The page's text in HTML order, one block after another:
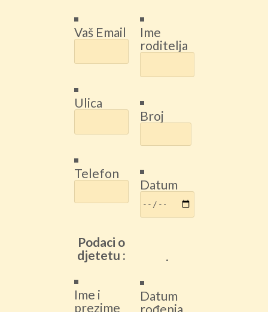
Vaš Email
Ulica
Telefon
Podaci o
djetetu :
Ime i
prezime
Ime
roditelja
Broj
Datum
.
Datum
rođenja